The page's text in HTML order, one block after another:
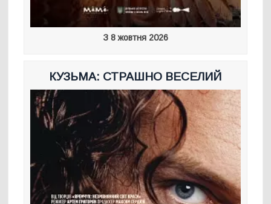
З 8 жовтня 2026
КУЗЬМА: СТРАШНО ВЕСЕЛИЙ